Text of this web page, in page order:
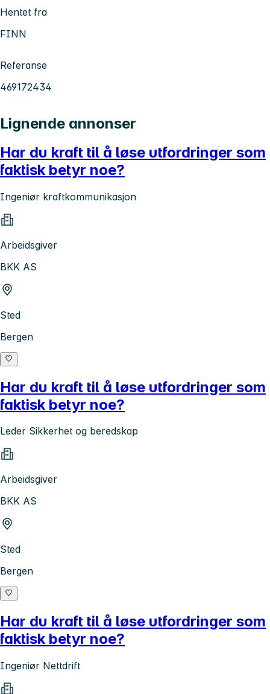
Hentet fra
FINN
Referanse
469172434
Lignende annonser
Har du kraft til å løse utfordringer som
faktisk betyr noe?
Ingeniør kraftkommunikasjon
Arbeidsgiver
BKK AS
Sted
Bergen
Har du kraft til å løse utfordringer som
faktisk betyr noe?
Leder Sikkerhet og beredskap
Arbeidsgiver
BKK AS
Sted
Bergen
Har du kraft til å løse utfordringer som
faktisk betyr noe?
Ingeniør Nettdrift